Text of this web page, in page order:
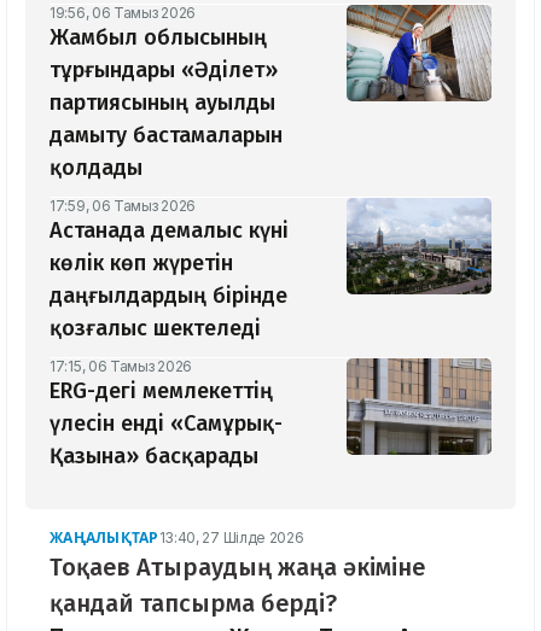
19:56, 06 Тамыз 2026
Жамбыл облысының
тұрғындары «Әділет»
партиясының ауылды
дамыту бастамаларын
қолдады
17:59, 06 Тамыз 2026
Астанада демалыс күні
көлік көп жүретін
даңғылдардың бірінде
қозғалыс шектеледі
17:15, 06 Тамыз 2026
ERG-дегі мемлекеттің
үлесін енді «Самұрық-
Қазына» басқарады
ЖАҢАЛЫҚТАР 13:40, 27 Шілде 2026
Тоқаев Атыраудың жаңа әкіміне
қандай тапсырма берді?